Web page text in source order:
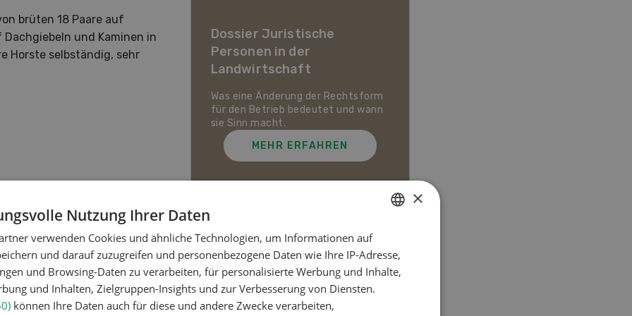
brüten 18 Paare auf
und Kaminen in
Horste selbständig, sehr
Landwirtschaft im
den Schweizer Pflanzenbau
Dossier Juristische
Personen in der
Landwirtschaft
Was eine Änderung der Rechtsform
für den Betrieb bedeutet und wann
sie Sinn macht.
MEHR ERFAHREN
Meistgelesene Artikel
Nutztiere
FRENCH
×
Nutzung Ihrer Daten
verwenden Cookies und ähnliche Technologien, um Informationen auf
und darauf zuzugreifen und personenbezogene Daten wie Ihre IP-Adresse,
und Browsing-Daten zu verarbeiten, für personalisierte Werbung und Inhalte,
und Inhalten, Zielgruppen-Insights und zur Verbesserung von Diensten.
können Ihre Daten auch für diese und andere Zwecke verarbeiten,